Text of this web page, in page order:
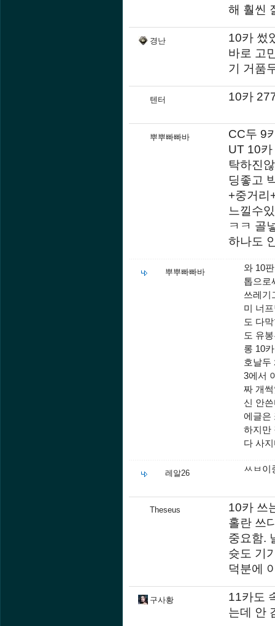
해 훨씬
경난
10카 썼
바로 고
기 거품
텐터 10카
뿌뿌빠빠바
CC두 9
UT 10
탁하진
딩좋고
+중거리
느낄수
ㅋㅋ 골
하나도
뿌뿌빠빠바
와 10
톱으로
쓰레기
미 너
도 다
도 유
롱 10
호날두
3에서
짜 개
신 안
에글은
하지만
다 사
레알26 ㅆㅂ이
Theseus
10카 쓰
홀란 쓰
중요함.
슛도 기
덕분에
구사황
11카도
는데 안